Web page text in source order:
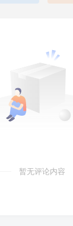
暂无评论内容